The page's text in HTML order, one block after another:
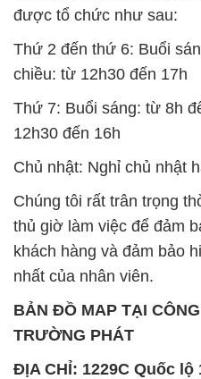
được tổ chức như sau:
Thứ 2 đến thứ 6: Buổi
chiều: từ 12h30 đến 17h
Thứ 7: Buổi sáng: từ 8h
12h30 đến 16h
Chủ nhật: Nghỉ chủ nhật
Chúng tôi rất trân trọng
thủ giờ làm việc để đảm
khách hàng và đảm bảo
nhất của nhân viên.
BẢN ĐỒ MAP TẠI
TRƯỜNG PHÁT
ĐỊA CHỈ: 1229C Quốc